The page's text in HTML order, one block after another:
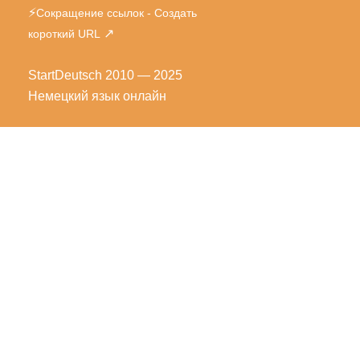
⚡Сокращение ссылок - Создать
короткий URL
↗
StartDeutsch 2010 — 2025
Немецкий язык онлайн